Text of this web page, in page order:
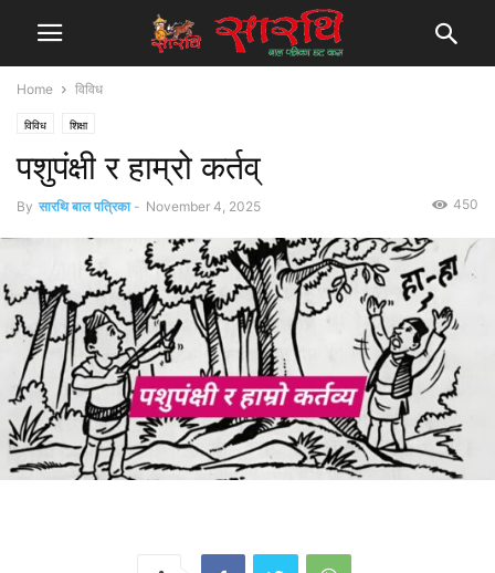
Home विविध
विविध शिक्षा
पशुपंक्षी र हाम्रो कर्तव्
By सारथि बाल पत्रिका - November 4, 2025 450